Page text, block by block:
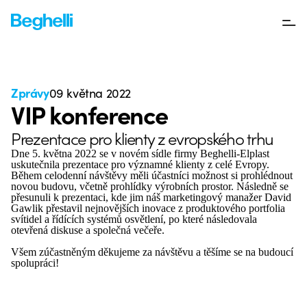
Zprávy09 května 2022
VIP konference
Prezentace pro klienty z evropského trhu
Dne 5. května 2022 se v novém sídle firmy Beghelli-Elplast
uskutečnila prezentace pro významné klienty z celé Evropy.
Během celodenní návštěvy měli účastníci možnost si prohlédnout
novou budovu, včetně prohlídky výrobních prostor. Následně se
přesunuli k prezentaci, kde jim náš marketingový manažer David
Gawlik přestavil nejnovějších inovace z produktového portfolia
svítidel a řídících systémů osvětlení, po které následovala
otevřená diskuse a společná večeře.
Všem zúčastněným děkujeme za návštěvu a těšíme se na budoucí
spolupráci!